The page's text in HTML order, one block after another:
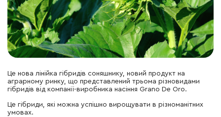
Це нова лінійка гібридів соняшнику, новий продукт на
аграрному ринку, що представлений трьома різновидами
гібридів від компанії-виробника насіння Grano De Oro.
Це гібриди, які можна успішно вирощувати в різноманітних
умовах.